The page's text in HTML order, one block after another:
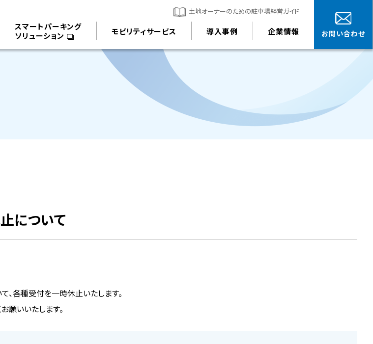
土地オーナーのための駐車場経営ガイド
スマートパーキング
ソリューション
モビリティサービス 導入事例 企業情報 お問い合わせ
について
、各種受付を一時休止いたします。
願いいたします。